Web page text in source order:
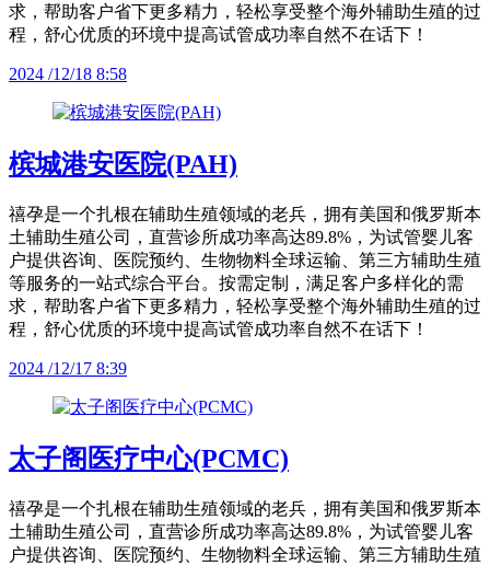
求，帮助客户省下更多精力，轻松享受整个海外辅助生殖的过
程，舒心优质的环境中提高试管成功率自然不在话下！
2024 /12/18 8:58
槟城港安医院(PAH)
禧孕是一个扎根在辅助生殖领域的老兵，拥有美国和俄罗斯本
土辅助生殖公司，直营诊所成功率高达89.8%，为试管婴儿客
户提供咨询、医院预约、生物物料全球运输、第三方辅助生殖
等服务的一站式综合平台。按需定制，满足客户多样化的需
求，帮助客户省下更多精力，轻松享受整个海外辅助生殖的过
程，舒心优质的环境中提高试管成功率自然不在话下！
2024 /12/17 8:39
太子阁医疗中心(PCMC)
禧孕是一个扎根在辅助生殖领域的老兵，拥有美国和俄罗斯本
土辅助生殖公司，直营诊所成功率高达89.8%，为试管婴儿客
户提供咨询、医院预约、生物物料全球运输、第三方辅助生殖